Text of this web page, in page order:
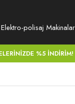
Elektro-polisaj
%5